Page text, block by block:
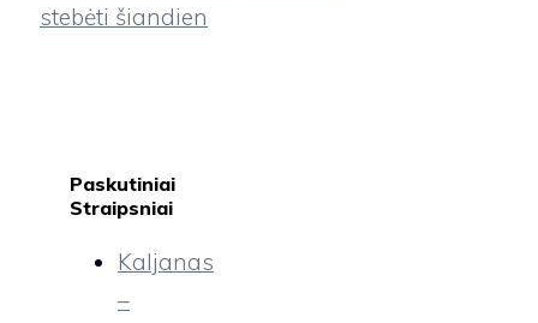
stebėti šiandien
Paskutiniai
Straipsniai
Kaljanas
–